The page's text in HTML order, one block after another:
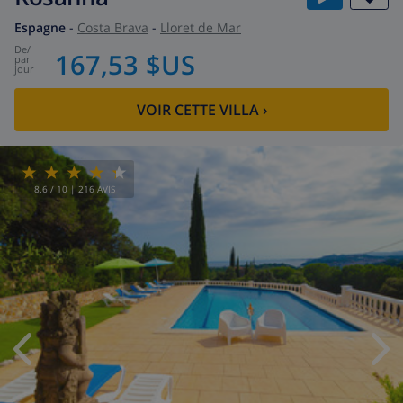
Espagne - Costa Brava - Lloret de Mar
de/
par
jour 167,53 $US
VOIR CETTE VILLA›
8.6/ 10 | 216 AVIS